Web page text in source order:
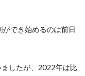
でき始めるのは前日
したが、2022年は比